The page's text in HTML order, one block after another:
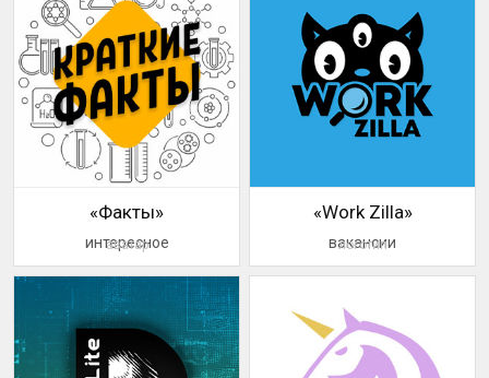
«Факты»
интересное
аватар
«Work Zilla»
вакансии
логотип